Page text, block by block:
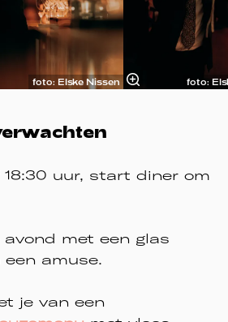
foto: Elske Nissen foto:
18:30 uur, start diner om
avond met een glas
amuse.
je van een